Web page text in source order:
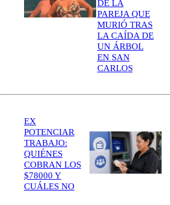
DE LA
PAREJA QUE
MURIÓ TRAS
LA CAÍDA DE
UN ÁRBOL
EN SAN
CARLOS
EX
POTENCIAR
TRABAJO:
QUIÉNES
COBRAN LOS
$78000 Y
CUÁLES NO